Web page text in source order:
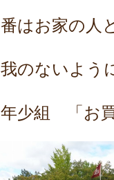
はお家の人
のないよう
少組 「お